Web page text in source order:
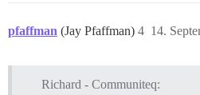
pfaffman (Jay Pfaffman) 14.
4
Richard - Communiteq: